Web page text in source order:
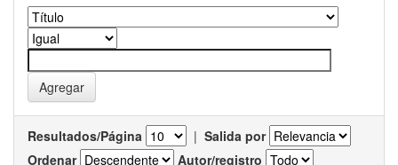
Resultados/Página | Salida por
Ordenar
Autor/registro